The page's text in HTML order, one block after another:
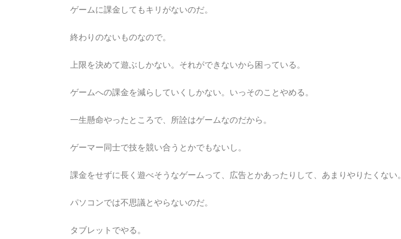
ゲームに課金してもキリがないのだ。
終わりのないものなので。
上限を決めて遊ぶしかない。それができないから困っている。
ゲームへの課金を減らしていくしかない。いっそのことやめる。
一生懸命やったところで、所詮はゲームなのだから。
ゲーマー同士で技を競い合うとかでもないし。
課金をせずに長く遊べそうなゲームって、広告とかあったりして、あまりやりたくない。
パソコンでは不思議とやらないのだ。
タブレットでやる。
グ: Mac
NINTENDO Switch２
あつまれどうぶつの森
か